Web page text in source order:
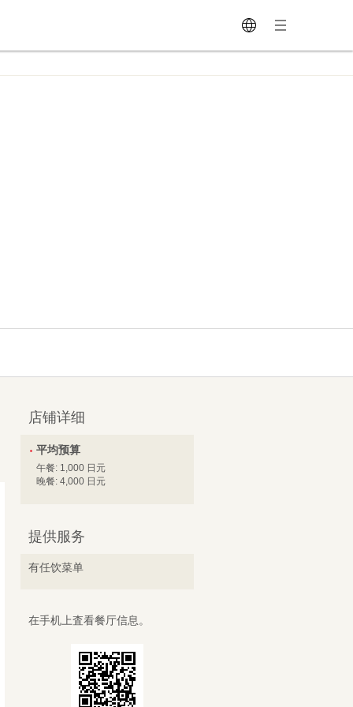
店铺详细
平均预算
午餐: 1,000 日元
晚餐: 4,000 日元
提供服务
有任饮菜单
在手机上査看餐厅信息。